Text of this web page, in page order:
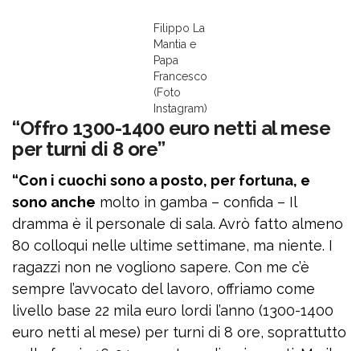
Filippo La
Mantia e
Papa
Francesco
(Foto
Instagram)
“Offro 1300-1400 euro netti al mese
per turni di 8 ore”
“Con i cuochi sono a posto, per fortuna, e
sono anche molto in gamba – confida – Il
dramma è il personale di sala. Avrò fatto almeno
80 colloqui nelle ultime settimane, ma niente. I
ragazzi non ne vogliono sapere. Con me c’è
sempre l’avvocato del lavoro, offriamo come
livello base 22 mila euro lordi l’anno (1300-1400
euro netti al mese) per turni di 8 ore, soprattutto